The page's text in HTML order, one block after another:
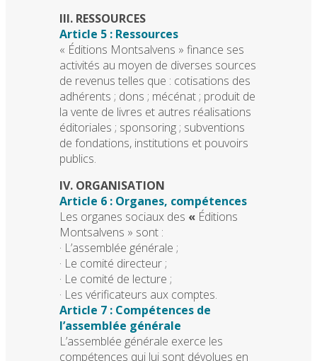
III. RESSOURCES
Article 5 : Ressources
« Éditions Montsalvens » finance ses
activités au moyen de diverses sources
de revenus telles que : cotisations des
adhérents ; dons ; mécénat ; produit de
la vente de livres et autres réalisations
éditoriales ; sponsoring ; subventions
de fondations, institutions et pouvoirs
publics.
IV. ORGANISATION
Article 6 : Organes, compétences
Les organes sociaux des « Éditions
Montsalvens » sont :
· L’assemblée générale ;
· Le comité directeur ;
· Le comité de lecture ;
· Les vérificateurs aux comptes.
Article 7 : Compétences de
l’assemblée générale
L’assemblée générale exerce les
compétences qui lui sont dévolues en